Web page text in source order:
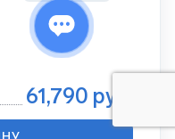
тонн
61,790 руб.